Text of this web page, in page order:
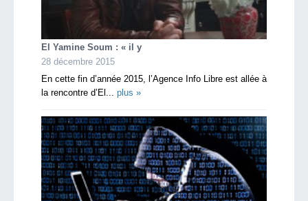
El Yamine Soum : « il y
28 décembre 2015
En cette fin d’année 2015, l’Agence Info Libre est allée à
la rencontre d’El... plus »